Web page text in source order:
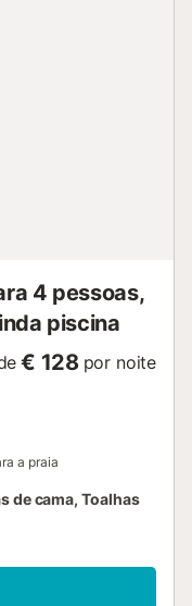
4 pessoas,
piscina
€ 128 por noite
a praia
de cama, Toalhas